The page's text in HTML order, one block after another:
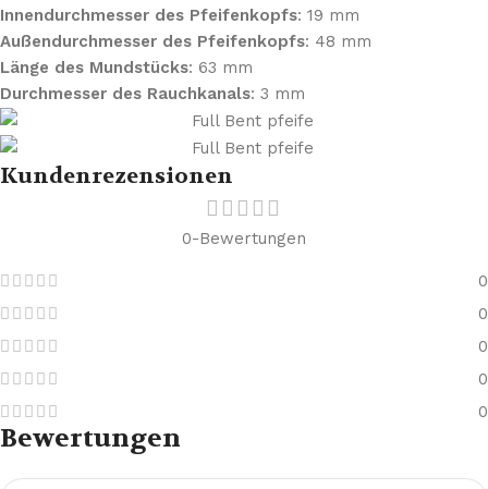
Innendurchmesser des Pfeifenkopfs: 19 mm
Außendurchmesser des Pfeifenkopfs: 48 mm
Länge des Mundstücks: 63 mm
Durchmesser des Rauchkanals: 3 mm
Kundenrezensionen
0-Bewertungen
0
0
0
0
0
Bewertungen